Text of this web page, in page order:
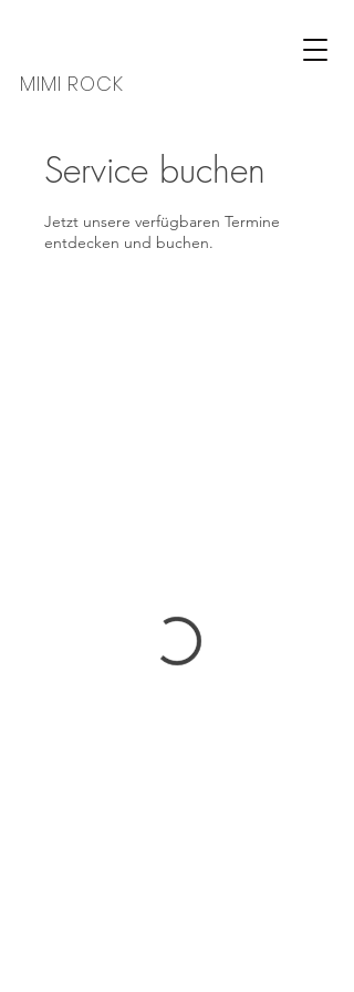
MIMI ROCK
Service buchen
Jetzt unsere verfügbaren Termine
entdecken und buchen.